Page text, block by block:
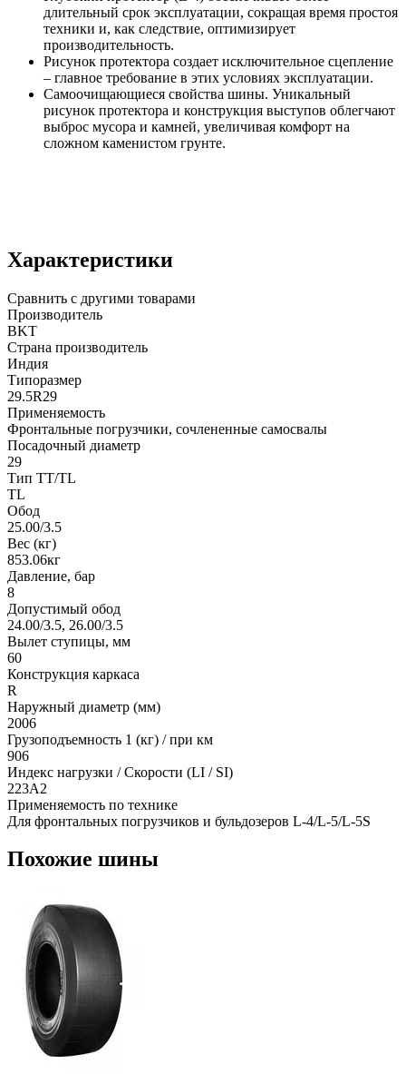
длительный срок эксплуатации, сокращая время простоя
техники и, как следствие, оптимизирует
производительность.
Рисунок протектора создает исключительное сцепление
– главное требование в этих условиях эксплуатации.
Самоочищающиеся свойства шины. Уникальный
рисунок протектора и конструкция выступов облегчают
выброс мусора и камней, увеличивая комфорт на
сложном каменистом грунте.
Характеристики
Сравнить с другими товарами
Производитель
BKT
Страна производитель
Индия
Типоразмер
29.5R29
Применяемость
Фронтальные погрузчики, сочлененные самосвалы
Посадочный диаметр
29
Тип TT/TL
TL
Обод
25.00/3.5
Вес (кг)
853.06кг
Давление, бар
8
Допустимый обод
24.00/3.5, 26.00/3.5
Вылет ступицы, мм
60
Конструкция каркаса
R
Наружный диаметр (мм)
2006
Грузоподъемность 1 (кг) / при км
906
Индекс нагрузки / Скорости (LI / SI)
223A2
Применяемость по технике
Для фронтальных погрузчиков и бульдозеров L-4/L-5/L-5S
Похожие шины